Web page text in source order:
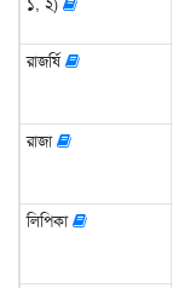
রাজর্ষি
রাজা
লিপিকা